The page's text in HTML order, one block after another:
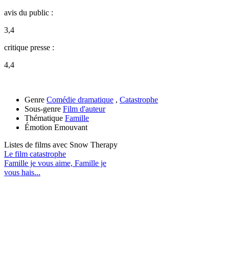
avis du public :
3,4
critique presse :
4,4
Genre Comédie dramatique , Catastrophe
Sous-genre Film d'auteur
Thématique Famille
Émotion Emouvant
Listes de films avec Snow Therapy
Le film catastrophe
Famille je vous aime, Famille je
vous hais...